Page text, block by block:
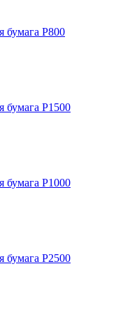
бумага P800
бумага P1500
бумага P1000
бумага P2500